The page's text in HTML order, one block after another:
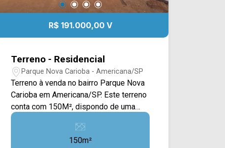
R$ 191.000,00 V
Terreno - Residencial
Parque Nova Carioba - Americana/SP
Terreno à venda no bairro Parque Nova
Carioba em Americana/SP. Este terreno
conta com 150M², dispondo de uma
área ampla e plana, o que favorece
diferentes possibilidades de
construção, desde projetos
150m²